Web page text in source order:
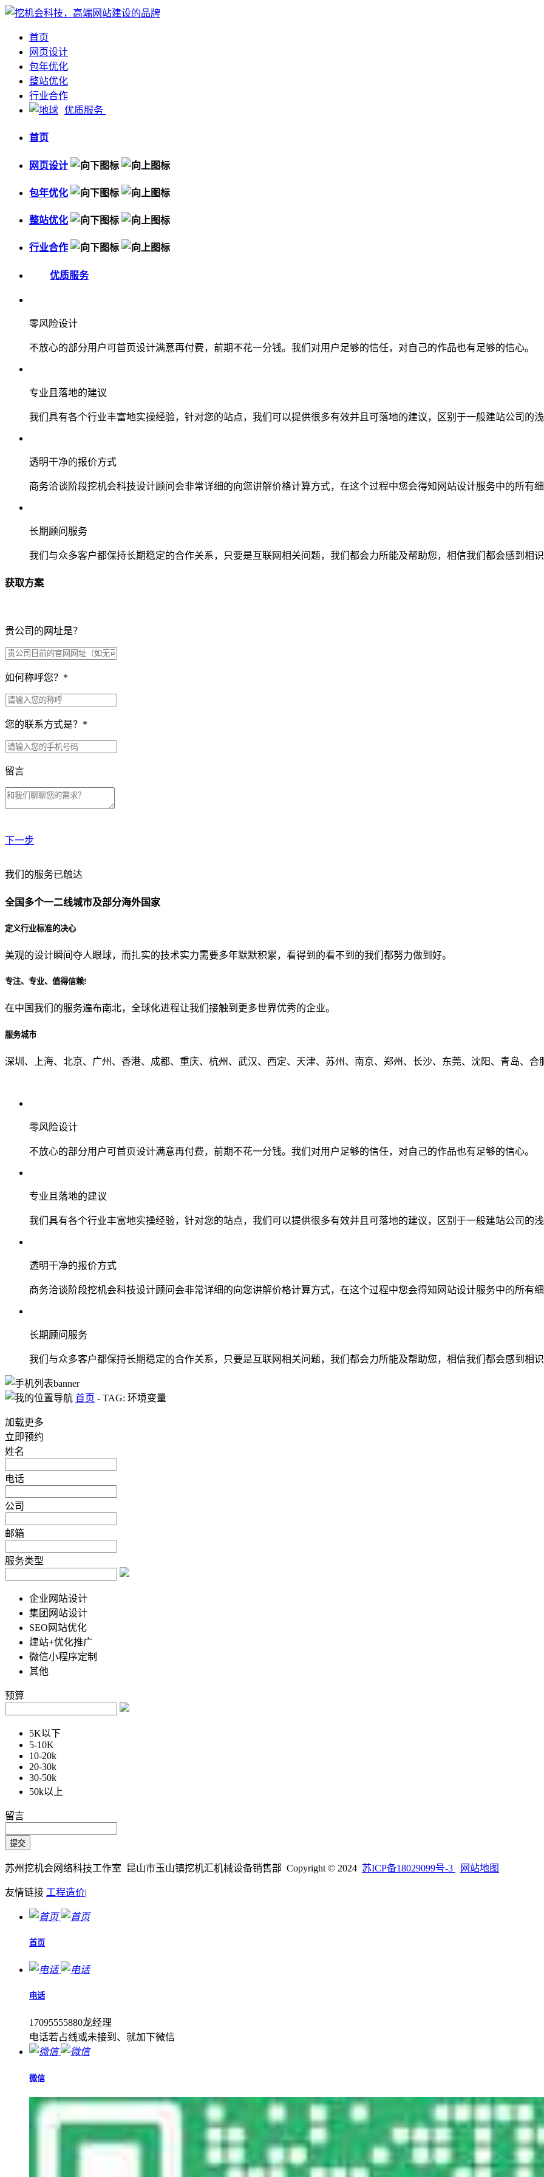
首页
网页设计
包年优化
整站优化
行业合作
优质服务
首页
网页设计
包年优化
整站优化
行业合作
优质服务
零风险设计
不放心的部分用户可首页设计满意再付费，前期不花一分钱。我们对用户足够的信任，对自己的作品也有足够的信心。
专业且落地的建议
我们具有各个行业丰富地实操经验，针对您的站点，我们可以提供很多有效并且可落地的建议，区别于一般建站公司的
透明干净的报价方式
商务洽谈阶段挖机会科技设计顾问会非常详细的向您讲解价格计算方式，在这个过程中您会得知网站设计服务中的所有
长期顾问服务
我们与众多客户都保持长期稳定的合作关系，只要是互联网相关问题，我们都会力所能及帮助您，相信我们都会感到相
获取方案
贵公司的网址是？
如何称呼您？ *
您的联系方式是？ *
留言
下一步
贵公司预算范围是？
贵公司的团队规模是？
从哪里了解到我们？
我们的服务已触达
全国多个一二线城市及部分海外国家
定义行业标准的决心
美观的设计瞬间夺人眼球，而扎实的技术实力需要多年默默积累，看得到的看不到的我们都努力做到好。
专注、专业、值得信赖!
在中国我们的服务遍布南北，全球化进程让我们接触到更多世界优秀的企业。
服务城市
深圳、上海、北京、广州、香港、成都、重庆、杭州、武汉、西定、天津、苏州、南京、郑州、长沙、东莞、沈阳、青岛、合
零风险设计
不放心的部分用户可首页设计满意再付费，前期不花一分钱。我们对用户足够的信任，对自己的作品也有足够的信心。
专业且落地的建议
我们具有各个行业丰富地实操经验，针对您的站点，我们可以提供很多有效并且可落地的建议，区别于一般建站公司的
透明干净的报价方式
商务洽谈阶段挖机会科技设计顾问会非常详细的向您讲解价格计算方式，在这个过程中您会得知网站设计服务中的所有
长期顾问服务
我们与众多客户都保持长期稳定的合作关系，只要是互联网相关问题，我们都会力所能及帮助您，相信我们都会感到相
首页 - TAG: 环境变量
加载更多
立即预约
姓名
电话
公司
邮箱
服务类型
企业网站设计
集团网站设计
SEO网站优化
建站+优化推广
微信小程序定制
其他
预算
5K以下
5-10K
10-20k
20-30k
30-50k
50k以上
留言
苏州挖机会网络科技工作室 昆山市玉山镇挖机汇机械设备销售部 Copyright © 2024 苏ICP备18029099号-3 网站地图
友情链接 工程造价|
首页
电话
17095555880龙经理
电话若占线或未接到、就加下微信
微信